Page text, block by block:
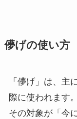
儚げの使い方
「儚げ」は、主
際に使われます。
その対象が「今